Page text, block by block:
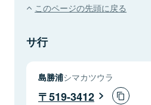
このページの先頭に戻る
サ行
島勝浦シマカツウラ
519-3412